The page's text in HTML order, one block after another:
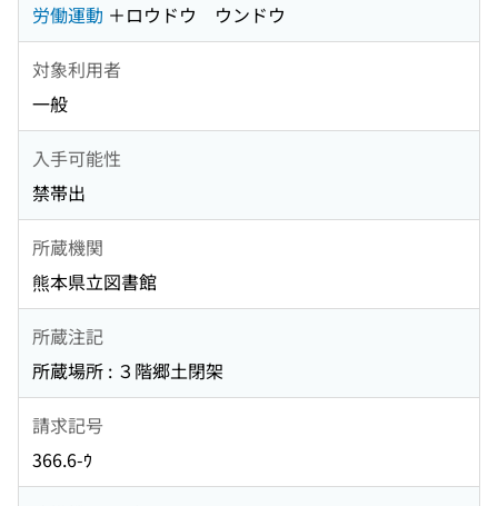
労働運動 ＋ロウドウ ウンドウ
対象利用者
一般
入手可能性
禁帯出
所蔵機関
熊本県立図書館
所蔵注記
所蔵場所 : ３階郷土閉架
請求記号
366.6-ｳ